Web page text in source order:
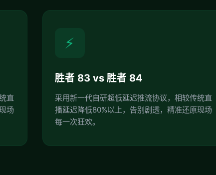
直
场
⚡
胜者 83 vs 胜者 84
采用新一代自研超低延迟推流协议，相较传统直
播延迟降低80%以上，告别剧透，精准还原现场
每一次狂欢。